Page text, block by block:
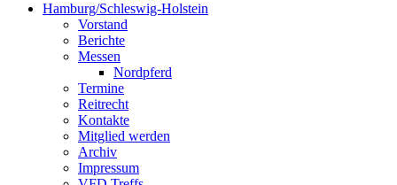
Hamburg/Schleswig-Holstein
Vorstand
Berichte
Messen
Nordpferd
Termine
Reitrecht
Kontakte
Mitglied werden
Archiv
Impressum